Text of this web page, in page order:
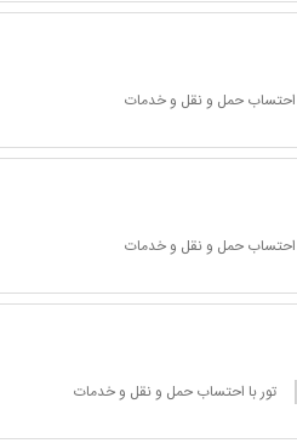
احتساب حمل و نقل و خدمات
احتساب حمل و نقل و خدمات
تور با احتساب حمل و نقل و خدمات